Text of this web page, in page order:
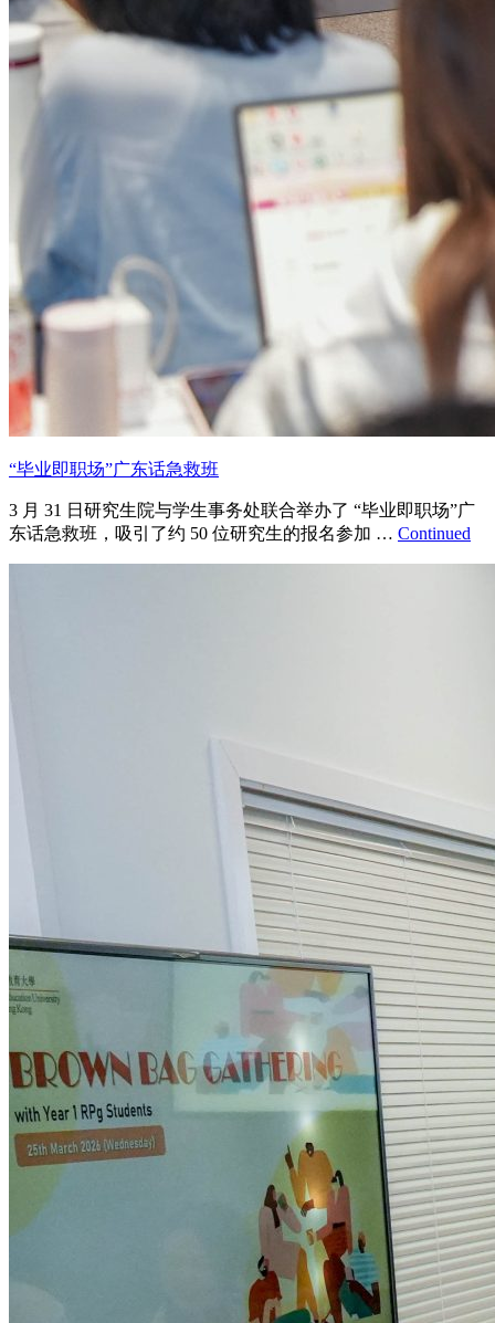
“毕业即职场”广东话急救班
3 月 31 日研究生院与学生事务处联合举办了 “毕业即职场”广
东话急救班，吸引了约 50 位研究生的报名参加 … Continued